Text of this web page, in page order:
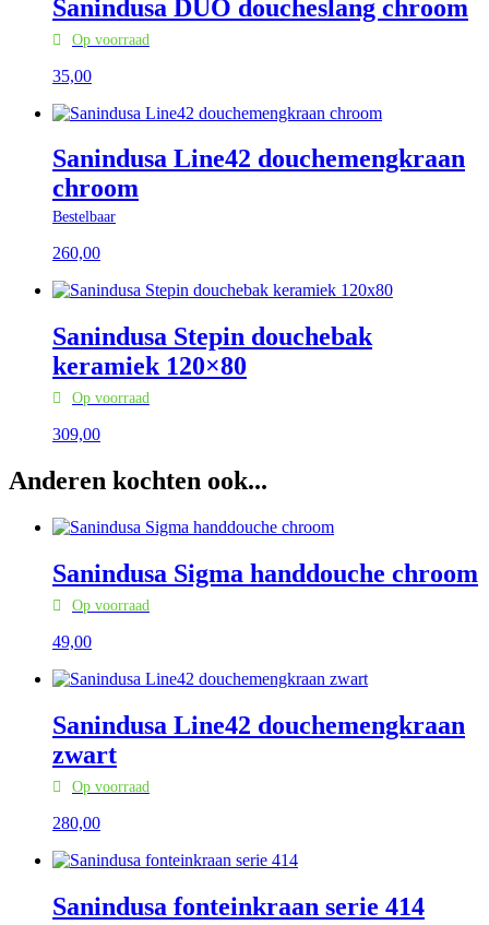
Sanindusa DUO doucheslang chroom
Op voorraad
35,00
Sanindusa Line42 douchemengkraan
chroom
Bestelbaar
260,00
Sanindusa Stepin douchebak
keramiek 120×80
Op voorraad
309,00
Anderen kochten ook...
Sanindusa Sigma handdouche chroom
Op voorraad
49,00
Sanindusa Line42 douchemengkraan
zwart
Op voorraad
280,00
Sanindusa fonteinkraan serie 414